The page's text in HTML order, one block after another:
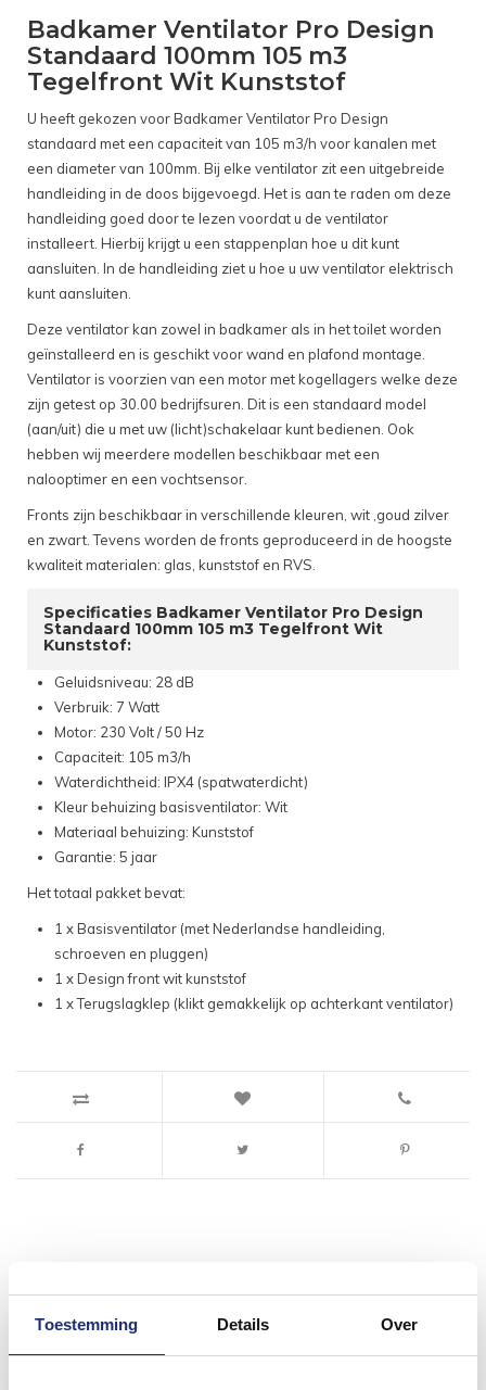
Toestemming Details Over
Badkamer Ventilator Pro Design
Standaard 100mm 105 m3
Tegelfront Wit Kunststof
U heeft gekozen voor Badkamer Ventilator Pro Design
standaard met een capaciteit van 105 m3/h voor kanalen met
een diameter van 100mm. Bij elke ventilator zit een uitgebreide
handleiding in de doos bijgevoegd. Het is aan te raden om deze
handleiding goed door te lezen voordat u de ventilator
installeert. Hierbij krijgt u een stappenplan hoe u dit kunt
aansluiten. In de handleiding ziet u hoe u uw ventilator elektrisch
kunt aansluiten.
Deze ventilator kan zowel in badkamer als in het toilet worden
geïnstalleerd en is geschikt voor wand en plafond montage.
Ventilator is voorzien van een motor met kogellagers welke deze
zijn getest op 30.00 bedrijfsuren. Dit is een standaard model
(aan/uit) die u met uw (licht)schakelaar kunt bedienen. Ook
hebben wij meerdere modellen beschikbaar met een
nalooptimer en een vochtsensor.
Fronts zijn beschikbaar in verschillende kleuren, wit ,goud zilver
en zwart. Tevens worden de fronts geproduceerd in de hoogste
kwaliteit materialen: glas, kunststof en RVS.
Specificaties Badkamer Ventilator Pro Design
Standaard 100mm 105 m3 Tegelfront Wit
Kunststof:
Geluidsniveau: 28 dB
Verbruik: 7 Watt
Motor: 230 Volt / 50 Hz
Capaciteit: 105 m3/h
Waterdichtheid: IPX4 (spatwaterdicht)
Kleur behuizing basisventilator: Wit
Materiaal behuizing: Kunststof
Garantie: 5 jaar
Het totaal pakket bevat:
1 x Basisventilator (met Nederlandse handleiding,
schroeven en pluggen)
1 x Design front wit kunststof
1 x Terugslagklep (klikt gemakkelijk op achterkant ventilator)
#mijndroombadkamer
Wij geloven in de kracht van delen. Deel jouw
badkamer op Instagram met #mijndroombadkamer